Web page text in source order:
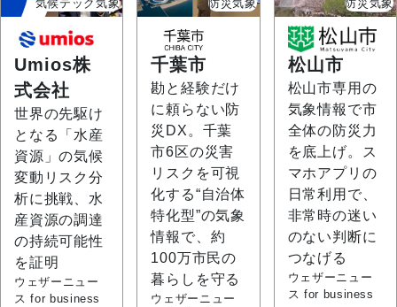
気候テック気象
Umios株
式会社
世界の先駆け
となる「水産
資源」の気候
変動リスク分
析に挑戦、水
産資源の調達
の持続可能性
を証明
ウェザーニュー
ス for business
防災気象
千葉市
勘と経験だけ
に頼らない防
災DX。千葉
市6区の災害
リスクを可視
化する“自治体
特化型”の気象
情報で、約
100万市民の
暮らしを守る
ウェザーニュー
防災気象
松山市
松山市専用の
気象情報で市
全体の防災力
を底上げ。ス
マホアプリの
日常利用で、
非常時の迷い
のない判断に
つなげる
ウェザーニュー
ス for business